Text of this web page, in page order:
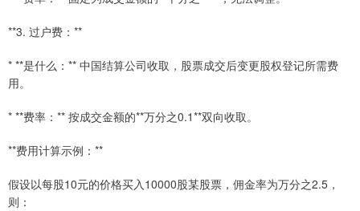
**3. 过户费：**
* **是什么：** 中国结算公司收取，股票成交后变更股权登记所需费
用。
* **费率：** 按成交金额的**万分之0.1**双向收取。
**费用计算示例：**
假设以每股10元的价格买入10000股某股票，佣金率为万分之2.5，
则：